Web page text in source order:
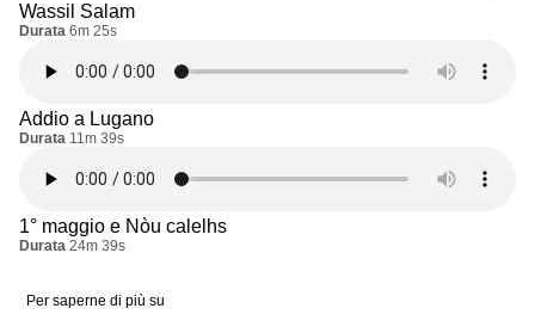
Wassil Salam
Durata 6m 25s
Addio a Lugano
Durata 11m 39s
1° maggio e Nòu calelhs
Durata 24m 39s
Per saperne di più su